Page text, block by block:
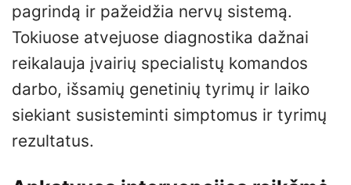
pagrindą ir pažeidžia nervų sistemą.
Tokiuose atvejuose diagnostika dažnai
reikalauja įvairių specialistų komandos
darbo, išsamių genetinių tyrimų ir laiko
siekiant susisteminti simptomus ir tyrimų
rezultatus.